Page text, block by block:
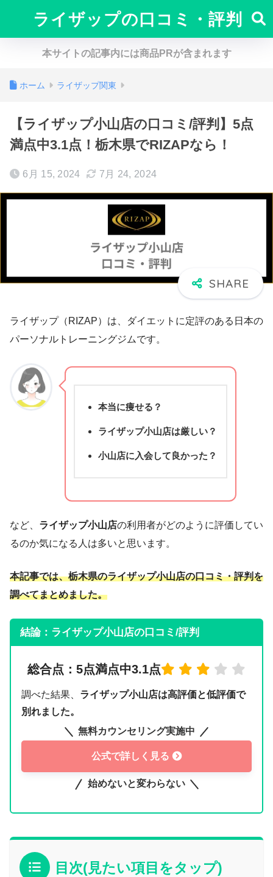
ライザップの口コミ・評判
本サイトの記事内には商品PRが含まれます
ホーム ライザップ関東
【ライザップ小山店の口コミ/評判】5点
満点中3.1点！栃木県でRIZAPなら！
6月 15, 2024 7月 24, 2024
ライザップ（RIZAP）は、ダイエットに定評のある日本の
パーソナルトレーニングジムです。
本当に痩せる？
ライザップ小山店は厳しい？
小山店に入会して良かった？
など、 ライザップ小山店の利用者がどのように評価してい
るのか気になる人は多いと思います。
本記事では、栃木県のライザップ小山店の口コミ・評判を
調べてまとめました。
結論：ライザップ小山店の口コミ/評判
総合点：5点満点中3.1点
調べた結果、 ライザップ小山店は高評価と低評価で
別れました。
無料カウンセリング実施中
公式で詳しく見る
始めないと変わらない
目次(見たい項目をタップ)